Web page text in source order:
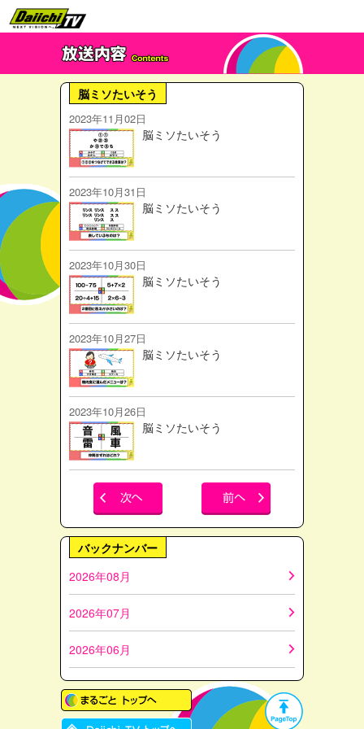
脳ミソたいそう
2023年11月02日
脳ミソたいそう
2023年10月31日
脳ミソたいそう
2023年10月30日
脳ミソたいそう
2023年10月27日
脳ミソたいそう
2023年10月26日
脳ミソたいそう
バックナンバー
2026年08月
2026年07月
2026年06月